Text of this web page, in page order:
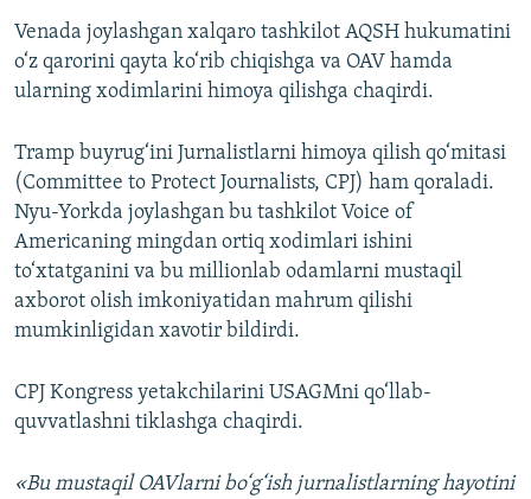
Venada joylashgan xalqaro tashkilot AQSH hukumatini
o‘z qarorini qayta ko‘rib chiqishga va OAV hamda
ularning xodimlarini himoya qilishga chaqirdi.
Tramp buyrug‘ini Jurnalistlarni himoya qilish qo‘mitasi
(Committee to Protect Journalists, CPJ) ham qoraladi.
Nyu-Yorkda joylashgan bu tashkilot Voice of
Americaning mingdan ortiq xodimlari ishini
to‘xtatganini va bu millionlab odamlarni mustaqil
axborot olish imkoniyatidan mahrum qilishi
mumkinligidan xavotir bildirdi.
CPJ Kongress yetakchilarini USAGMni qo‘llab-
quvvatlashni tiklashga chaqirdi.
«Bu mustaqil OAVlarni bo‘g‘ish jurnalistlarning hayotini